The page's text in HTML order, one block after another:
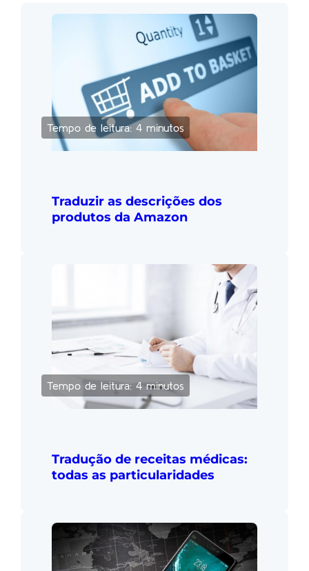
Tempo de leitura: 4 minutos
Traduzir as descrições dos
produtos da Amazon
Tempo de leitura: 4 minutos
Tradução de receitas médicas:
todas as particularidades